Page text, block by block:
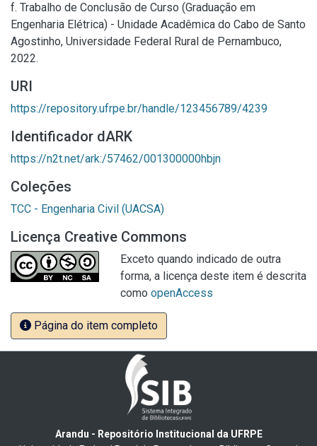
f. Trabalho de Conclusão de Curso (Graduação em
Engenharia Elétrica) - Unidade Acadêmica do Cabo de Santo
Agostinho, Universidade Federal Rural de Pernambuco,
2022.
URI
https://repository.ufrpe.br/handle/123456789/4239
Identificador dARK
https://n2t.net/ark:/57462/001300000hbjn
Coleções
TCC - Engenharia Civil (UACSA)
Licença Creative Commons
Exceto quando indicado de outra
forma, a licença deste item é descrita
como openAccess
Página do item completo
Arandu - Repositório Institucional da UFRPE